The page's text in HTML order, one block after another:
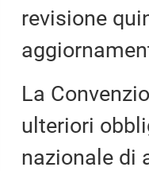
revisione
La
ulteriori
nazionale di